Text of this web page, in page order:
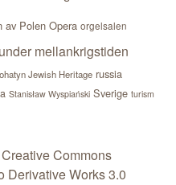
av Polen Opera orgelsalen
mellankrigstiden
Jewish Heritage russia
Stanisław Wyspiański Sverige turism
Creative Commons
Derivative Works 3.0